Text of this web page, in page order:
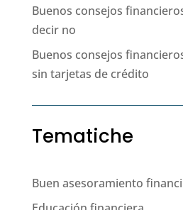
Buenos consejos
decir no
Buenos consejos
sin tarjetas de crédito
Tematiche
Buen asesoramiento